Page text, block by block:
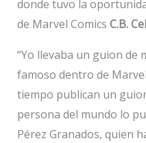
donde tuvo la
de Marvel Comics C.B.
“Yo llevaba un guion de
famoso dentro de
tiempo publican un
persona del mundo lo
Pérez Granados, quien